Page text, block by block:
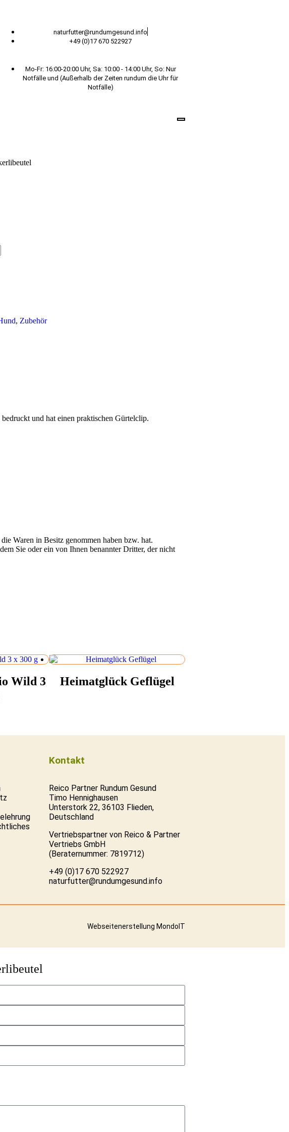
naturfutter@rundumgesund.info
+49 (0)17 670 522927
Mo-Fr: 16:00-20:00 Uhr, Sa: 10:00 - 14:00 Uhr, So: Nur
Notfälle und (Außerhalb der Zeiten rundum die Uhr für
Notfälle)
, Zubehör
und hat einen praktischen Gürtelclip.
Waren in Besitz genommen haben bzw. hat.
Sie oder ein von Ihnen benannter Dritter, der nicht
Wild 3
Heimatglück Geflügel
Kontakt
Reico Partner Rundum Gesund
Timo Hennighausen
Unterstork 22, 36103 Flieden,
Deutschland
Vertriebspartner von Reico & Partner
Vertriebs GmbH
(Beraternummer: 7819712)
+49 (0)17 670 522927
naturfutter@rundumgesund.info
Webseitenerstellung MondoIT